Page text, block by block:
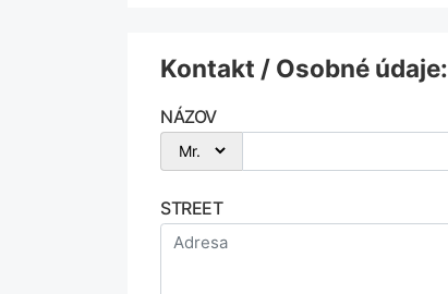
Kontakt / Osobné údaje:
NÁZOV
STREET